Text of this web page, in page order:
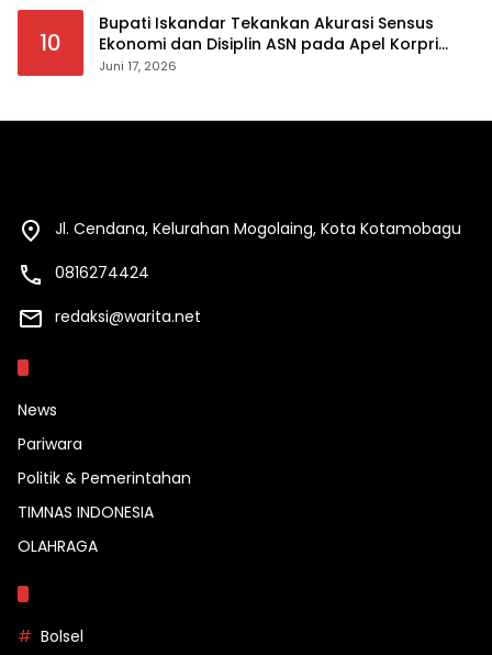
10
Bupati Iskandar Tekankan Akurasi Sensus
Ekonomi dan Disiplin ASN pada Apel Korpri
Pemkab Bolsel
Juni 17, 2026
Jl. Cendana, Kelurahan Mogolaing, Kota Kotamobagu
0816274424
redaksi@warita.net
News
Pariwara
Politik & Pemerintahan
TIMNAS INDONESIA
OLAHRAGA
Bolsel